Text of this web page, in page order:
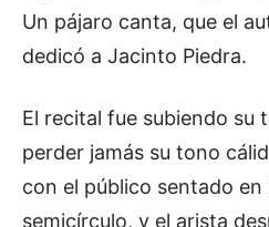
Un pájaro canta, que el
dedicó a Jacinto Piedra.
El recital fue subiendo su
perder jamás su tono
con el público sentado
semicírculo, y el arista